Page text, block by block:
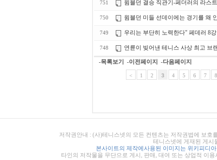
751 윔블던 결승 직관기-페더러의 라스
750 윔블던 미들 선데이에는 경기를 왜
749 우리는 부단히 노력한다" 페데러 8
748 연륜이 빚어낸 테니스 사상 최고 브
-목록보기 -이전페이지 -다음페이지
< 1 2 3 4 5 6 7 8
저작권안내 : (사)테니스넷의 모든 컨텐츠는 저작권법에 보
테니스넷에 게재된 게시
본사이트의 제작에사용된 이미지는 위키피디
타인의 저작물을 무단으로 게시, 판매, 대여 또는 상업적 이